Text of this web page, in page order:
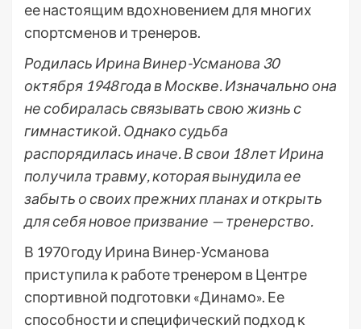
ее настоящим вдохновением для многих
спортсменов и тренеров.
Родилась Ирина Винер-Усманова 30
октября 1948 года в Москве. Изначально она
не собиралась связывать свою жизнь с
гимнастикой. Однако судьба
распорядилась иначе. В свои 18 лет Ирина
получила травму, которая вынудила ее
забыть о своих прежних планах и открыть
для себя новое призвание — тренерство.
В 1970 году Ирина Винер-Усманова
приступила к работе тренером в Центре
спортивной подготовки «Динамо». Ее
способности и специфический подход к